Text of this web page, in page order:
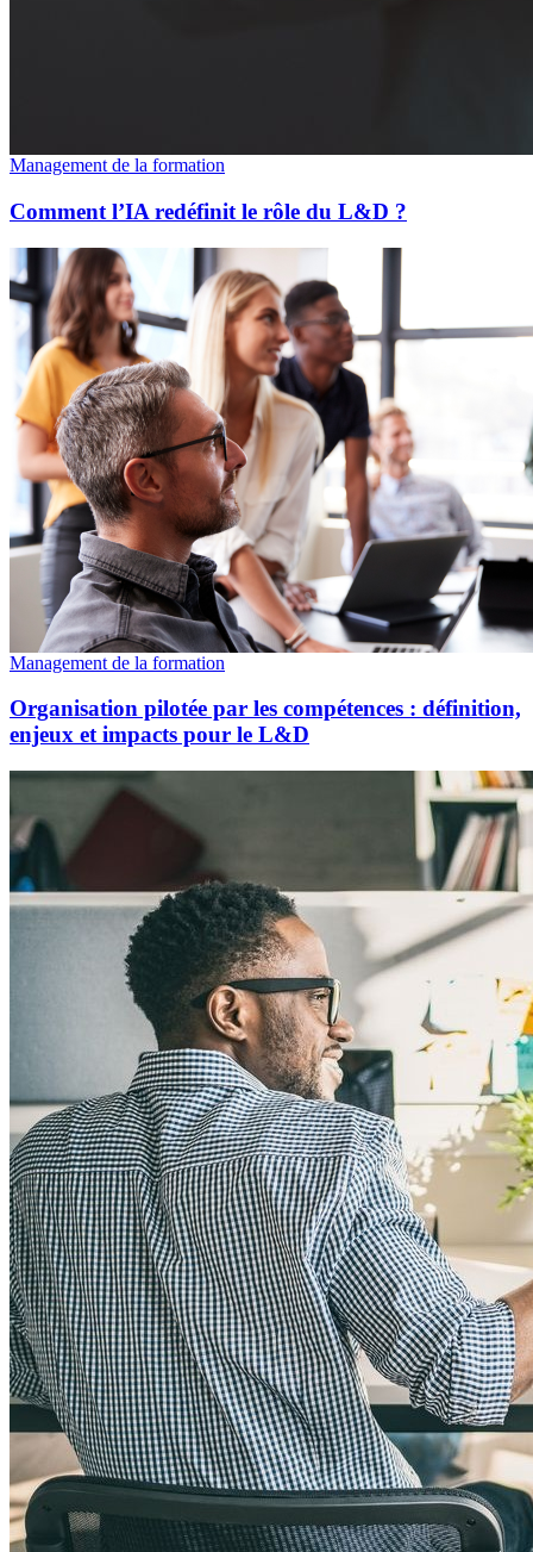
Management de la formation
Comment l’IA redéfinit le rôle du L&D ?
Management de la formation
Organisation pilotée par les compétences : définition,
enjeux et impacts pour le L&D